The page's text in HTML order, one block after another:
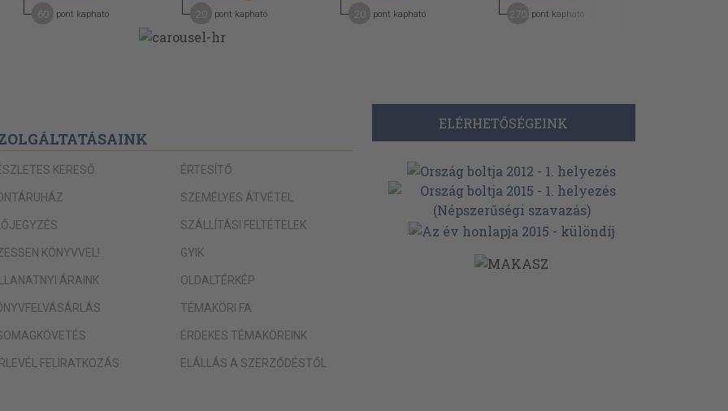
pont kapható pont kapható pont kapható pont kapható
KERESŐ
KÖNYVVEL!
ÁRAINK
FELIRATKOZÁS
ÉRTESÍTŐ
SZEMÉLYES ÁTVÉTEL
SZÁLLÍTÁSI FELTÉTELEK
GYIK
OLDALTÉRKÉP
TÉMAKÖRI FA
ÉRDEKES TÉMAKÖREINK
ELÁLLÁS A SZERZŐDÉSTŐL
ELÉRHETŐSÉGEINK